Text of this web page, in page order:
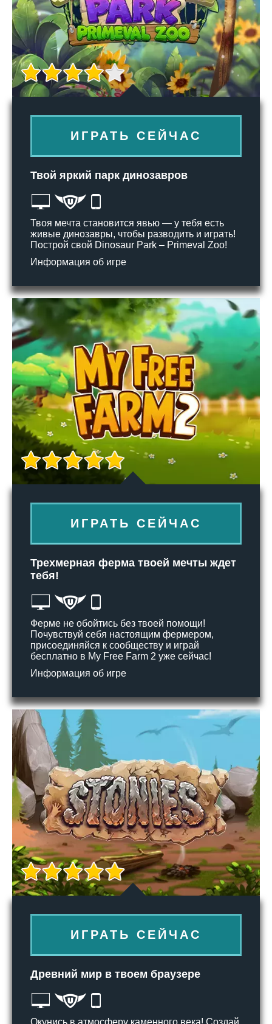
ИГРАТЬ СЕЙЧАС
Твой яркий парк динозавров
Твоя мечта становится явью — у тебя есть
живые динозавры, чтобы разводить и играть!
Построй свой Dinosaur Park – Primeval Zoo!
Информация об игре
ИГРАТЬ СЕЙЧАС
Трехмерная ферма твоей мечты ждет
тебя!
Ферме не обойтись без твоей помощи!
Почувствуй себя настоящим фермером,
присоединяйся к сообществу и играй
бесплатно в My Free Farm 2 уже сейчас!
Информация об игре
ИГРАТЬ СЕЙЧАС
Древний мир в твоем браузере
Окунись в атмосферу каменного века! Создай